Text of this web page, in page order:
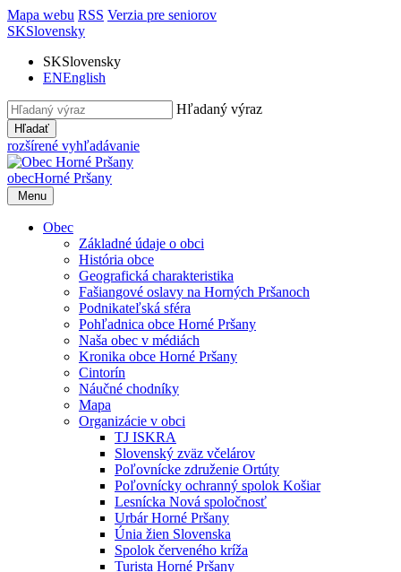
Mapa webu RSS Verzia pre seniorov
SKSlovensky
SKSlovensky
ENEnglish
Hľadaný výraz
Hľadať
rozšírené vyhľadávanie
obecHorné Pršany
Menu
Obec
Základné údaje o obci
História obce
Geografická charakteristika
Fašiangové oslavy na Horných Pršanoch
Podnikateľská sféra
Pohľadnica obce Horné Pršany
Naša obec v médiách
Kronika obce Horné Pršany
Cintorín
Náučné chodníky
Mapa
Organizácie v obci
TJ ISKRA
Slovenský zväz včelárov
Poľovnícke združenie Ortúty
Poľovnícky ochranný spolok Košiar
Lesnícka Nová spoločnosť
Urbár Horné Pršany
Únia žien Slovenska
Spolok červeného kríža
Turista Horné Pršany